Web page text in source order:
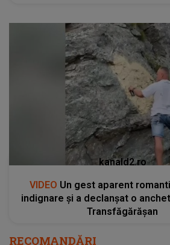
kanald2.ro
VIDEO Un gest aparent
indignare și a declanșat o
Transfăgărășan
RECOMANDĂRI